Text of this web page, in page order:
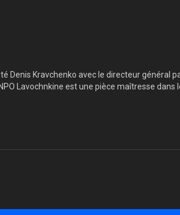
Denis Kravchenko avec le directeur général
Lavochnkine est une pièce maîtresse dans